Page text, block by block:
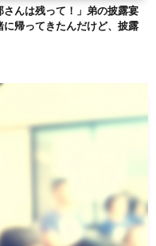
さんは残って！」弟の披露宴
帰ってきたんだけど、披露